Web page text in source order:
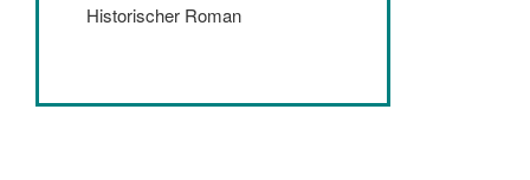
Historischer Roman